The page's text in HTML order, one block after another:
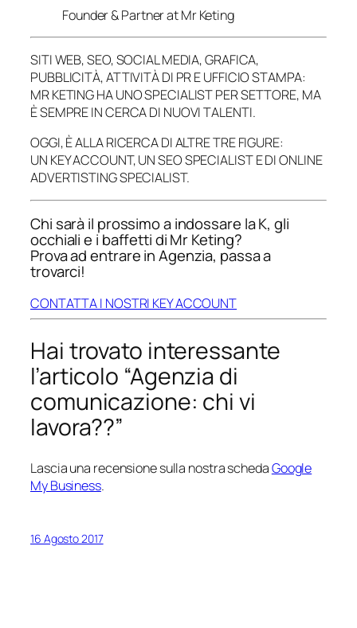
Founder & Partner at Mr Keting
SITI WEB, SEO, SOCIAL MEDIA, GRAFICA,
PUBBLICITÀ, ATTIVITÀ DI PR E UFFICIO STAMPA:
MR KETING HA UNO SPECIALIST PER SETTORE, MA
È SEMPRE IN CERCA DI NUOVI TALENTI.
OGGI, È ALLA RICERCA DI ALTRE TRE FIGURE:
UN KEY ACCOUNT, UN SEO SPECIALIST E DI ONLINE
ADVERTISTING SPECIALIST.
Chi sarà il prossimo a indossare la K, gli
occhiali e i baffetti di Mr Keting?
Prova ad entrare in Agenzia, passa a
trovarci!
CONTATTA I NOSTRI KEY ACCOUNT
Hai trovato interessante
l’articolo “Agenzia di
comunicazione: chi vi
lavora??”
Lascia una recensione sulla nostra schedaGoogle
My Business.
16 Agosto 2017